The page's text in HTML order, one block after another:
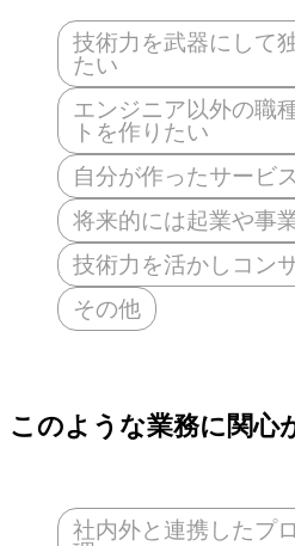
技術力を武器にして
たい
エンジニア以外の職
トを作りたい
自分が作ったサービ
将来的には起業や事
技術力を活かしコン
その他
このような業務に関心
社内外と連携したプ